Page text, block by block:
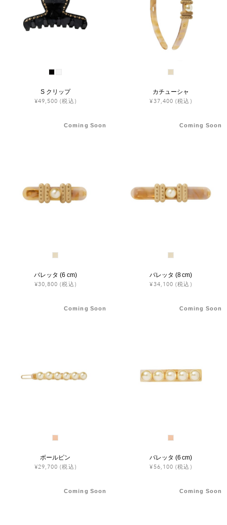
S クリップ
¥49,500 (税込)
カチューシャ
¥37,400 (税込)
Coming Soon
バレッタ (6 cm)
¥30,800 (税込)
Coming Soon
バレッタ (8 cm)
¥34,100 (税込)
Coming Soon
ボールピン
¥29,700 (税込)
Coming Soon
バレッタ (6 cm)
¥56,100 (税込)
Coming Soon Coming Soon